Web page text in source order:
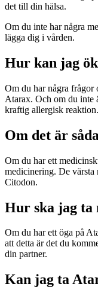
det till din hälsa.
Om du inte har några
lägga dig i vården.
Hur kan jag
Om du har några frågor
Atarax. Och om du inte
kraftig allergisk reaktion.
Om det är
Om du har ett
medicinering. De
Citodon.
Hur ska jag ta
Om du har ett öga på
att detta är det du
din partner.
Kan jag ta